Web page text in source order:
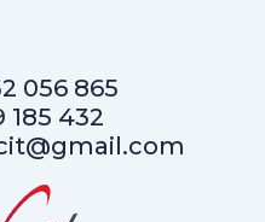
056 865
185 432